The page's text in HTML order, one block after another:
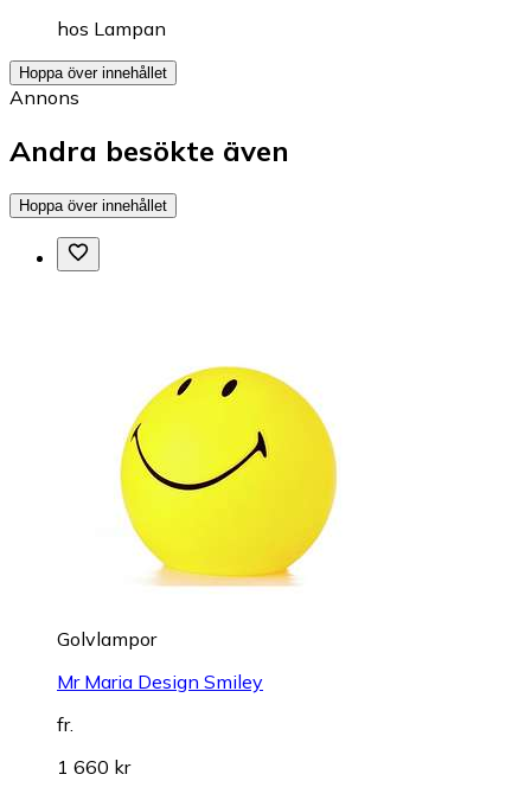
hos Lampan
Hoppa över innehållet
Annons
Andra besökte även
Hoppa över innehållet
Golvlampor
Mr Maria Design Smiley
fr.
1 660 kr